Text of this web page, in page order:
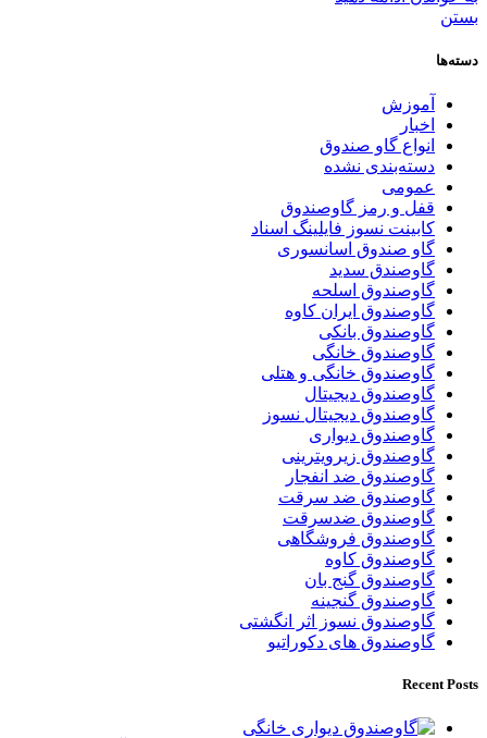
بستن
دسته‌ها
آموزش
اخبار
انواع گاو صندوق
دسته‌بندی نشده
عمومی
قفل و رمز گاوصندوق
کابینت نسوز فایلینگ اسناد
گاو صندوق اسانسوری
گاوصندق سدید
گاوصندوق اسلحه
گاوصندوق ایران کاوه
گاوصندوق بانکی
گاوصندوق خانگی
گاوصندوق خانگی و هتلی
گاوصندوق دیجیتال
گاوصندوق دیجیتال نسوز
گاوصندوق دیواری
گاوصندوق زیرویترینی
گاوصندوق ضد انفجار
گاوصندوق ضد سرقت
گاوصندوق ضدسرقت
گاوصندوق فروشگاهی
گاوصندوق کاوه
گاوصندوق گنج بان
گاوصندوق گنجینه
گاوصندوق نسوز اثر انگشتی
گاوصندوق های دکوراتیو
Recent Posts